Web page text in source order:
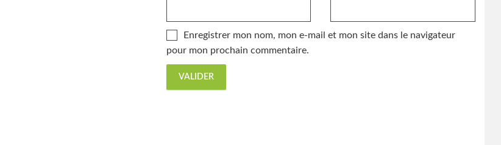
Enregistrer mon nom, mon e-mail et mon site dans le navigateur
pour mon prochain commentaire.